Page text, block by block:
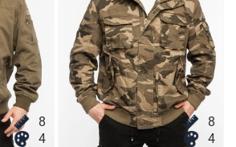
8
4
8
4